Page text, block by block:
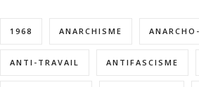
1968 ANARCHISME
ANTI-TRAVAIL ANTIFASCISME